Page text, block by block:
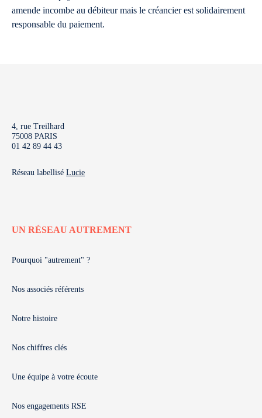
amende incombe au débiteur mais le créancier est solidairement
responsable du paiement.
4, rue Treilhard
75008 PARIS
01 42 89 44 43
Réseau labellisé Lucie
UN RÉSEAU AUTREMENT
Pourquoi "autrement" ?
Nos associés référents
Notre histoire
Nos chiffres clés
Une équipe à votre écoute
Nos engagements RSE